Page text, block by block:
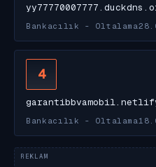
Bankacılık - Oltalama
4
Bankacılık - Oltalama